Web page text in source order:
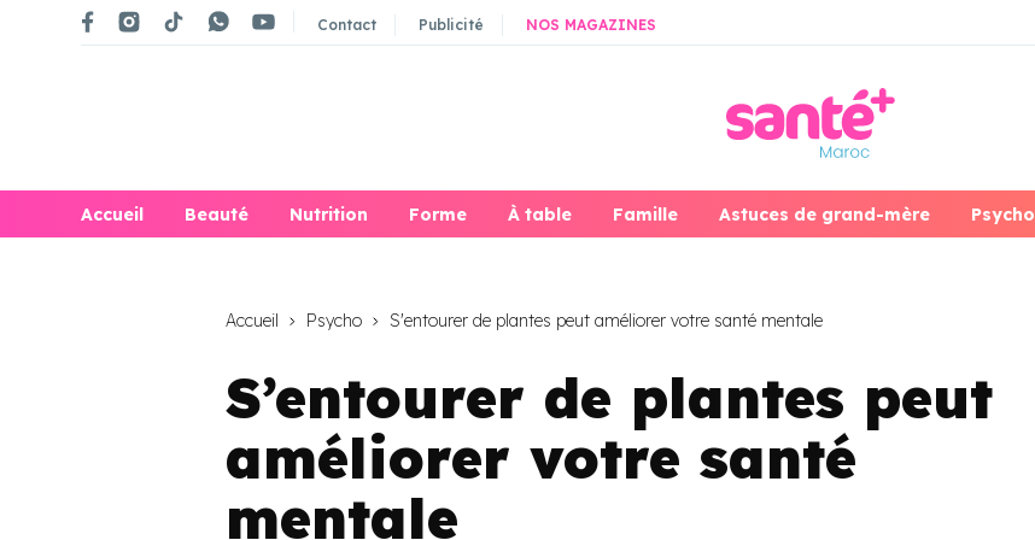
Contact Publicité NOS MAGAZINES
Accueil Beauté Nutrition Forme À table Famille Astuces de grand-mère Psycho
Accueil Psycho S'entourer de plantes peut améliorer votre santé mentale
S’entourer de plantes peut
améliorer votre santé
mentale